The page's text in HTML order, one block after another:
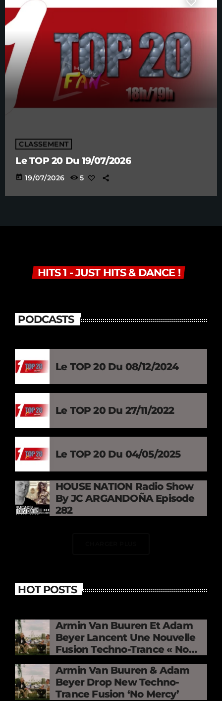
CLASSEMENT
Le TOP 20 Du 19/07/2026
today 19/07/2026 5
HITS 1 - JUST HITS & DANCE !
PODCASTS
Le TOP 20 Du 08/12/2024
Le TOP 20 Du 27/11/2022
Le TOP 20 Du 04/05/2025
HOUSE NATION Radio Show
By JC ARGANDOÑA Episode
282
HOT POSTS
Armin Van Buuren Et Adam
Beyer Lancent Une Nouvelle
Fusion Techno-Trance « No
Mercy »
Armin Van Buuren & Adam
Beyer Drop New Techno-
Trance Fusion ‘No Mercy’